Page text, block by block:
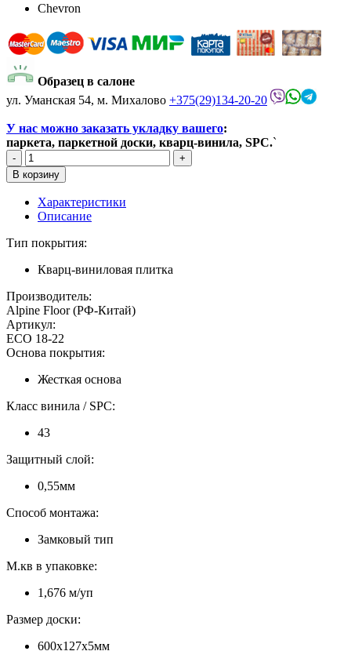
Chevron
Образец в салоне
ул. Уманская 54, м. Михалово +375(29)134-20-20
У нас можно заказать укладку вашего:
паркета, паркетной доски, кварц-винила, SPC.`
Характеристики
Описание
Тип покрытия:
Кварц-виниловая плитка
Производитель:
Alpine Floor (РФ-Китай)
Артикул:
ECO 18-22
Основа покрытия:
Жесткая основа
Класс винила / SPC:
43
Защитный слой:
0,55мм
Способ монтажа:
Замковый тип
М.кв в упаковке:
1,676 м/уп
Размер доски:
600х127х5мм